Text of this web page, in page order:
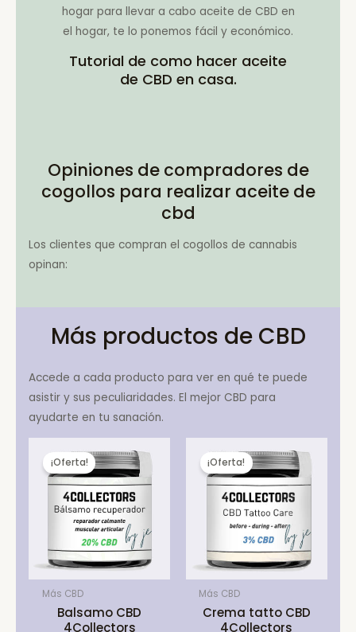
hogar para llevar a cabo aceite de CBD en
el hogar, te lo ponemos fácil y económico.
Tutorial de como hacer aceite
de CBD en casa.
Opiniones de compradores de
cogollos para realizar aceite de
cbd
Los clientes que compran el cogollos de cannabis
opinan:
Más productos de CBD
Accede a cada producto para ver en qué te puede
asistir y sus peculiaridades. El mejor CBD para
ayudarte en tu sanación.
¡Oferta!
Más CBD
Balsamo CBD
4Collectors
¡Oferta!
Más CBD
Crema tatto CBD
4Collectors